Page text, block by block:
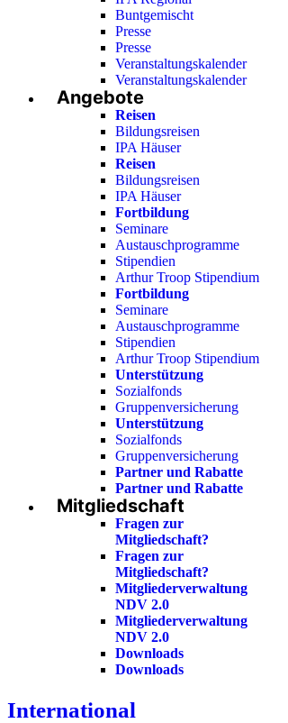
Buntgemischt
Presse
Presse
Veranstaltungskalender
Veranstaltungskalender
Angebote
Reisen
Bildungsreisen
IPA Häuser
Reisen
Bildungsreisen
IPA Häuser
Fortbildung
Seminare
Austauschprogramme
Stipendien
Arthur Troop Stipendium
Fortbildung
Seminare
Austauschprogramme
Stipendien
Arthur Troop Stipendium
Unterstützung
Sozialfonds
Gruppenversicherung
Unterstützung
Sozialfonds
Gruppenversicherung
Partner und Rabatte
Partner und Rabatte
Mitgliedschaft
Fragen zur
Mitgliedschaft?
Fragen zur
Mitgliedschaft?
Mitgliederverwaltung
NDV 2.0
Mitgliederverwaltung
NDV 2.0
Downloads
Downloads
International